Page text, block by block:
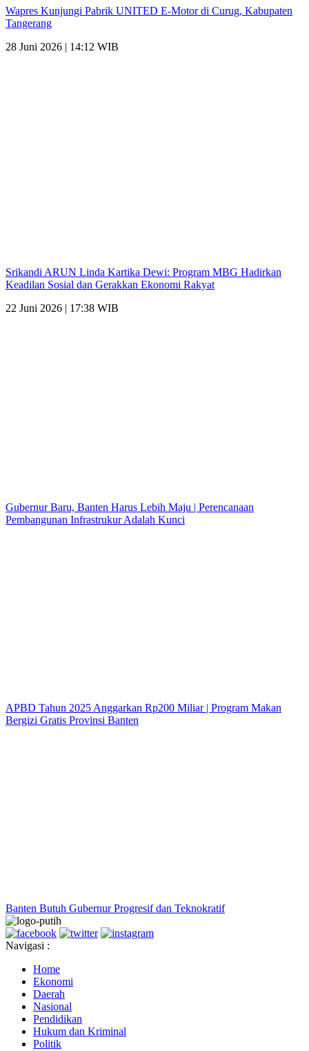
Wapres Kunjungi Pabrik UNITED E-Motor di Curug, Kabupaten
Tangerang
28 Juni 2026 | 14:12 WIB
Srikandi ARUN Linda Kartika Dewi: Program MBG Hadirkan
Keadilan Sosial dan Gerakkan Ekonomi Rakyat
22 Juni 2026 | 17:38 WIB
Gubernur Baru, Banten Harus Lebih Maju | Perencanaan
Pembangunan Infrastrukur Adalah Kunci
APBD Tahun 2025 Anggarkan Rp200 Miliar | Program Makan
Bergizi Gratis Provinsi Banten
Banten Butuh Gubernur Progresif dan Teknokratif
Navigasi :
Home
Ekonomi
Daerah
Nasional
Pendidikan
Hukum dan Kriminal
Politik